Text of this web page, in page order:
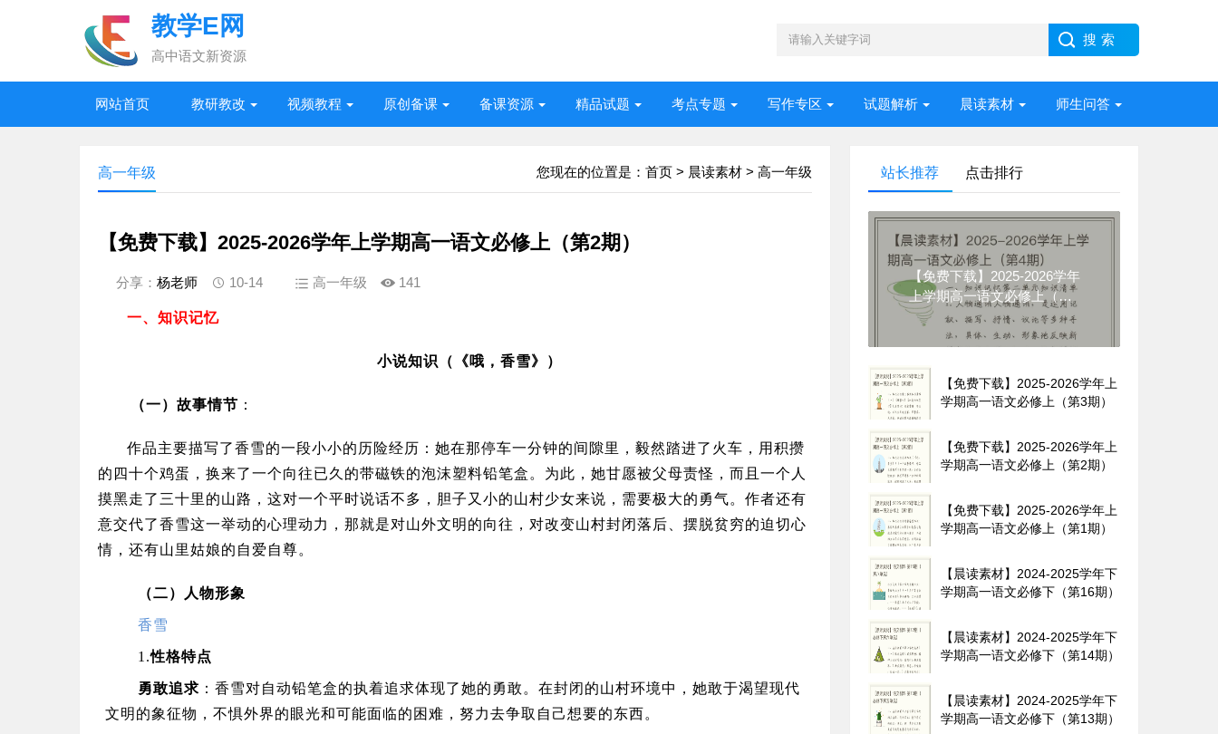
教学E网
高中语文新资源
网站首页 教研教改 视频教程 原创备课 备课资源 精品试题 考点专题 写作专区 试题解析 晨读素材 师生问答
您现在的位置是： 首页 > 晨读素材 > 高一年级
高一年级
【免费下载】2025-2026学年上学期高一语文必修上（第2期）
分享： 杨老师 10-14 高一年级 141
一、知识记忆
小说知识（ 《哦，香雪》 ）
（一） 故事情节 ：
作品主要描写了香雪的一段小小的历险经历：她在那停车一分钟的间隙里，毅然踏进了火车，用积攒
的四十个鸡蛋，换来了一个向往已久的带磁铁的泡沫塑料铅笔盒。为此，她甘愿被父母责怪，而且一个人
摸黑走了三十里的山路，这对一个平时说话不多，胆子又小的山村少女来说，需要极大的勇气。作者还有
意交代了香雪这一举动的心理动力，那就是对山外文明的向往，对改变山村封闭落后、摆脱贫穷的迫切心
情，还有山里姑娘的自爱自尊。
（二）人物形象
香雪
1.性格特点
勇敢追求 ：香雪对自动铅笔盒的执着追求体现了她的勇敢。在封闭的山村环境中，她敢于渴望现代
文明的象征物，不惧外界的眼光和可能面临的困难，努力去争取自己想要的东西。
站长推荐 点击排行
【免费下载】2025-2026学年
上学期高一语文必修上（第4
期）
【免费下载】2025-2026学年上
学期高一语文必修上（第3期）
【免费下载】2025-2026学年上
学期高一语文必修上（第2期）
【免费下载】2025-2026学年上
学期高一语文必修上（第1期）
【晨读素材】2024-2025学年下
学期高一语文必修下（第16期）
【晨读素材】2024-2025学年下
学期高一语文必修下（第14期）
【晨读素材】2024-2025学年下
学期高一语文必修下（第13期）